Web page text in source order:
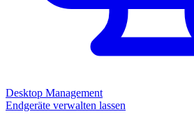
Desktop Management
Endgeräte verwalten lassen